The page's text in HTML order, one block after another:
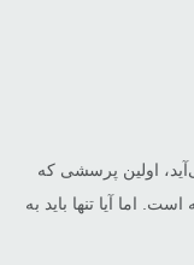
اولین پرسشی که
اما آیا تنها باید به